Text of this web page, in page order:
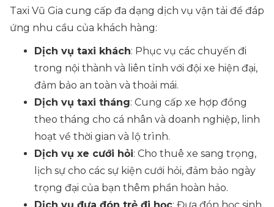
Taxi Vũ Gia cung cấp đa dạng dịch vụ vận tải để đáp
ứng nhu cầu của khách hàng:
Dịch vụ taxi khách: Phục vụ các chuyến đi
trong nội thành và liên tỉnh với đội xe hiện đại,
đảm bảo an toàn và thoải mái.
Dịch vụ taxi tháng: Cung cấp xe hợp đồng
theo tháng cho cá nhân và doanh nghiệp, linh
hoạt về thời gian và lộ trình.
Dịch vụ xe cưới hỏi: Cho thuê xe sang trọng,
lịch sự cho các sự kiện cưới hỏi, đảm bảo ngày
trọng đại của bạn thêm phần hoàn hảo.